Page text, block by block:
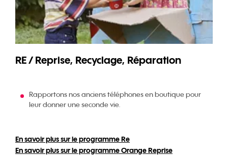
RE / Reprise, Recyclage, Réparation
Rapportons nos anciens téléphones en boutique pour
leur donner une seconde vie.
En savoir plus sur le programme Re
En savoir plus sur le programme Orange Reprise